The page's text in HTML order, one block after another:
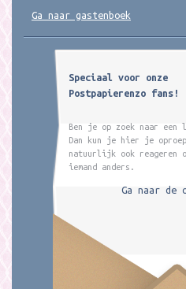
Ga naar gastenboek
Speciaal voor onze
Postpapierenzo fans!
Ben je op zoek naar een
Dan kun je hier je
natuurlijk ook reageren
iemand anders.
Ga naar de